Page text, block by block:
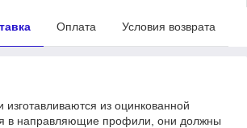
Оплата Условия возврата
из оцинкованной
в направляющие профили, они должны